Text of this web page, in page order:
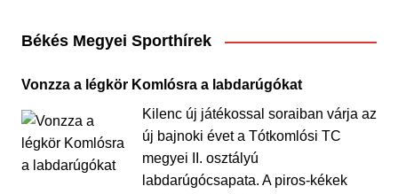
Békés Megyei Sporthírek
Vonzza a légkör Komlósra a labdarúgókat
Kilenc új játékossal soraiban várja az
új bajnoki évet a Tótkomlósi TC
megyei II. osztályú
labdarúgócsapata. A piros-kékek